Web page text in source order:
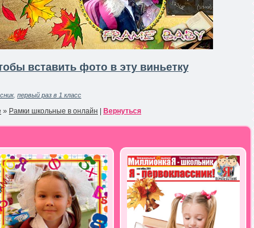
вставить фото в эту виньетку
, первый раз в 1 класс
» Рамки школьные в онлайн | Вернуться